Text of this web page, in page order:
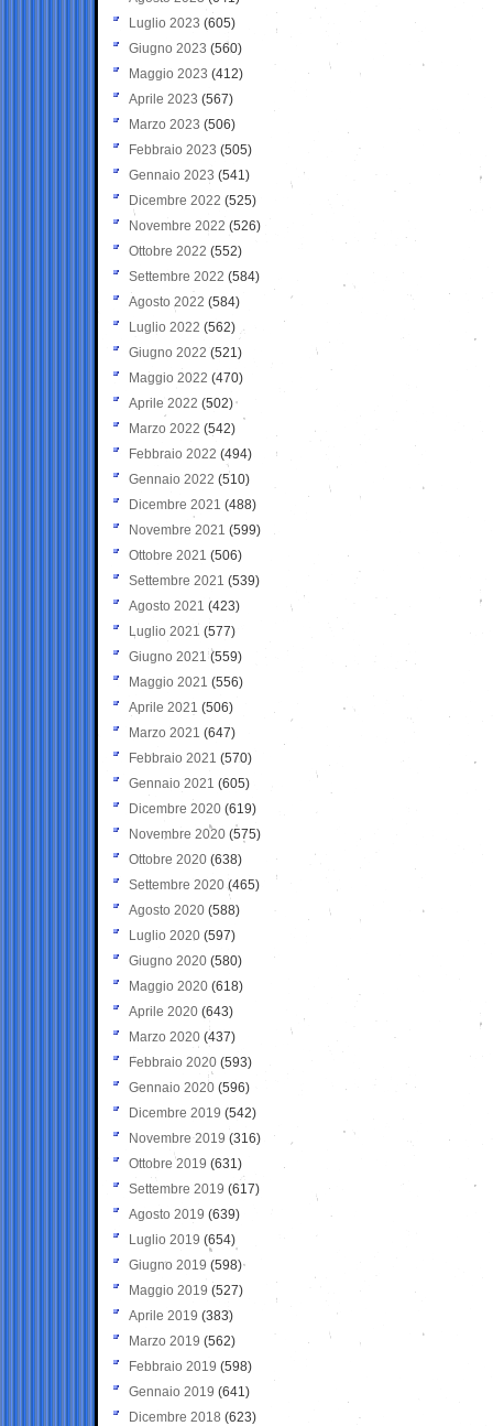
Luglio 2023 (605)
Giugno 2023 (560)
Maggio 2023 (412)
Aprile 2023 (567)
Marzo 2023 (506)
Febbraio 2023 (505)
Gennaio 2023 (541)
Dicembre 2022 (525)
Novembre 2022 (526)
Ottobre 2022 (552)
Settembre 2022 (584)
Agosto 2022 (584)
Luglio 2022 (562)
Giugno 2022 (521)
Maggio 2022 (470)
Aprile 2022 (502)
Marzo 2022 (542)
Febbraio 2022 (494)
Gennaio 2022 (510)
Dicembre 2021 (488)
Novembre 2021 (599)
Ottobre 2021 (506)
Settembre 2021 (539)
Agosto 2021 (423)
Luglio 2021 (577)
Giugno 2021(559)
Maggio 2021 (556)
Aprile 2021 (506)
Marzo 2021 (647)
Febbraio 2021 (570)
Gennaio 2021 (605)
Dicembre 2020 (619)
Novembre 2020 (575)
Ottobre 2020 (638)
Settembre 2020(465)
Agosto 2020 (588)
Luglio 2020 (597)
Giugno 2020 (580)
Maggio 2020 (618)
Aprile 2020 (643)
Marzo 2020 (437)
Febbraio 2020 (593)
Gennaio 2020 (596)
Dicembre 2019 (542)
Novembre 2019 (316)
Ottobre 2019 (631)
Settembre 2019 (617)
Agosto 2019 (639)
Luglio 2019 (654)
Giugno 2019 (598)
Maggio 2019 (527)
Aprile 2019 (383)
Marzo 2019 (562)
Febbraio 2019 (598)
Gennaio 2019 (641)
Dicembre 2018 (623)